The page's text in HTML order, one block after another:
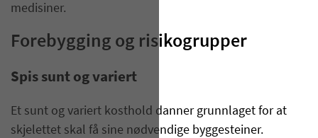
medisiner.
Forebygging og risikogrupper
Spis sunt og variert
Et sunt og variert kosthold danner grunnlaget for at
skjelettet skal få sine nødvendige byggesteiner.